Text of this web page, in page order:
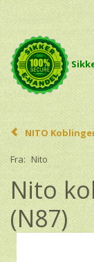
NITO
Fra: Nito
Nito
(N87)